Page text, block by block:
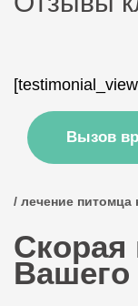
Вызов
/ лечение питомца